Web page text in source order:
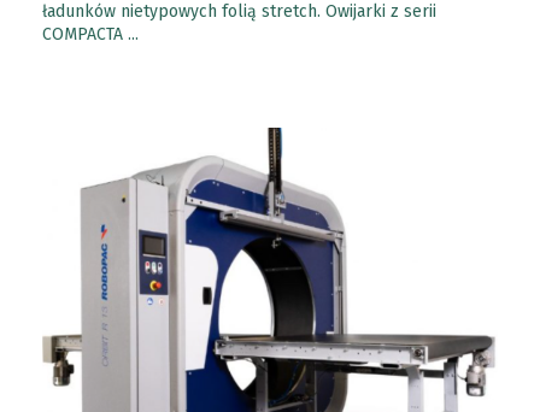
ładunków nietypowych folią stretch. Owijarki z serii
COMPACTA ...